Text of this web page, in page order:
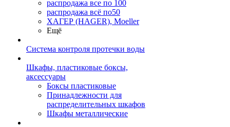
распродажа все по 100
распродажа всё по50
ХАГЕР (HAGER), Moeller
Ещё
Система контроля протечки воды
Шкафы, пластиковые боксы,
аксессуары
Боксы пластиковые
Принадлежности для
распределительных шкафов
Шкафы металлические